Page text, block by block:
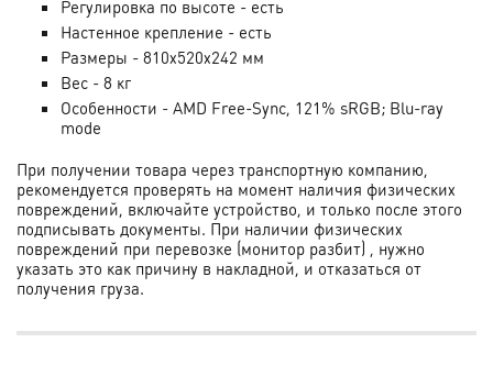
Регулировка по высоте - есть
Настенное крепление - есть
Размеры - 810x520x242 мм
Вес - 8 кг
Особенности - AMD Free-Sync, 121% sRGB; Blu-ray
mode
При получении товара через транспортную компанию,
рекомендуется проверять на момент наличия физических
повреждений, включайте устройство, и только после этого
подписывать документы. При наличии физических
повреждений при перевозке (монитор разбит) , нужно
указать это как причину в накладной, и отказаться от
получения груза.